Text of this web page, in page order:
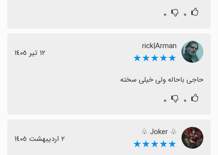
۰ ۰
rick|Arman
★★★★★ ١٢ تیر ١٤٠٥
حاجی باحاله ولی خیلی سخته
۰ ۰
♧ Joker ♧
★★★★★ ٢ اردیبهشت ١٤٠٥